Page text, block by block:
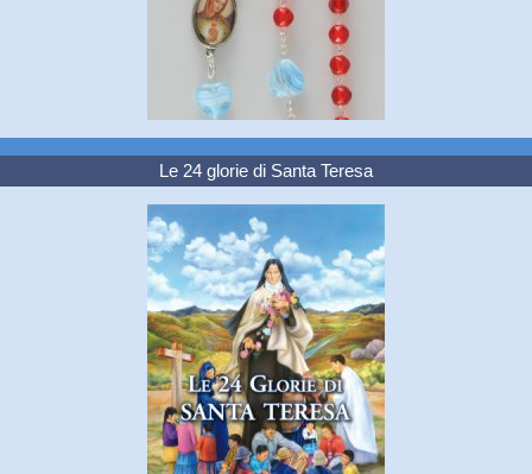
Le 24 glorie di Santa Teresa